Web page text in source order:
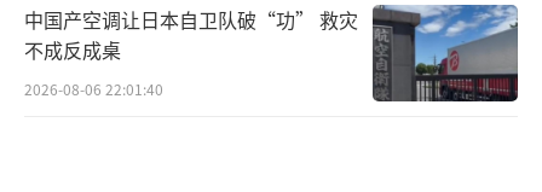
中国产空调让日本自卫队破“功” 救灾
不成反成桌
2026-08-06 22:01:40